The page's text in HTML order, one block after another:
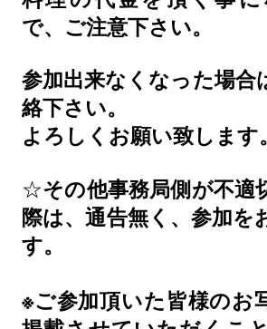
で、ご注意下さい。
参加出来なくなった場合
絡下さい。
よろしくお願い致します
☆その他事務局側が不適
際は、通告無く、参加を
す。
※ご参加頂いた皆様のお